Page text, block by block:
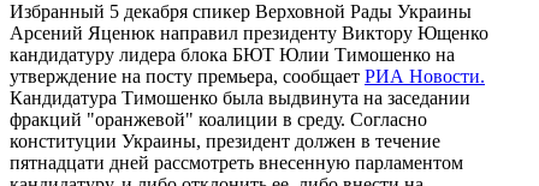
Избранный 5 декабря спикер Верховной Рады Украины
Арсений Яценюк направил президенту Виктору Ющенко
кандидатуру лидера блока БЮТ Юлии Тимошенко на
утверждение на посту премьера, сообщает РИА Новости.
Кандидатура Тимошенко была выдвинута на заседании
фракций "оранжевой" коалиции в среду. Согласно
конституции Украины, президент должен в течение
пятнадцати дней рассмотреть внесенную парламентом